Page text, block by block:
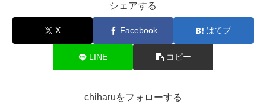
シェアする
X Facebook はてブ
LINE コピー
chiharuをフォローする